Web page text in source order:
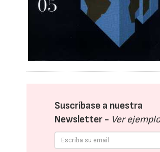
Suscríbase a nuestra
Newsletter - Ver